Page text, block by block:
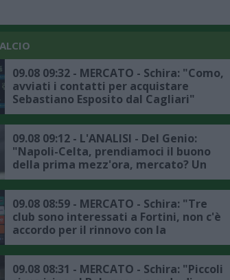
09.08 09:32 - MERCATO - Schira: "Como,
avviati i contatti per acquistare
Sebastiano Esposito dal Cagliari"
09.08 09:12 - L'ANALISI - Del Genio:
"Napoli-Celta, prendiamoci il buono
della prima mezz'ora, mercato? Un
jolly va preso per spostare Olivera"
09.08 08:59 - MERCATO - Schira: "Tre
club sono interessati a Fortini, non c'è
accordo per il rinnovo con la
Fiorentina"
09.08 08:31 - MERCATO - Schira: "Piccoli